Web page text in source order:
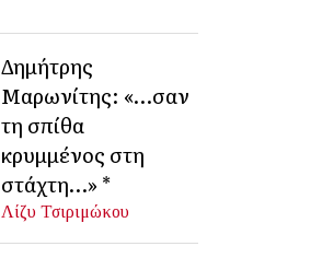
Δημήτρης
Μαρωνίτης: «…σαν
τη σπίθα
κρυμμένος στη
στάχτη…» *
Λίζυ Τσιριμώκου